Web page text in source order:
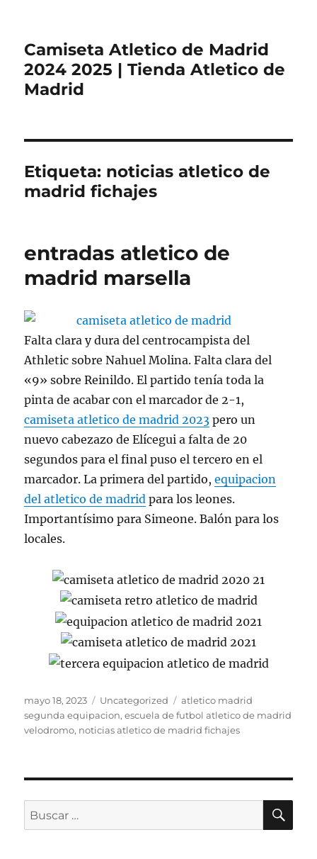
Camiseta Atletico de Madrid
2024 2025 | Tienda Atletico de
Madrid
Etiqueta: noticias atletico de
madrid fichajes
entradas atletico de
madrid marsella
Falta clara y dura del centrocampista del
Athletic sobre Nahuel Molina. Falta clara del
«9» sobre Reinildo. El partido tenía toda la
pinta de acabar con el marcador de 2-1,
camiseta atletico de madrid 2023 pero un
nuevo cabezazo de Elícegui a falta de 20
segundos para el final puso el tercero en el
marcador. La primera del partido,equipacion
del atletico de madrid para los leones.
Importantísimo para Simeone. Balón para los
locales.
Publicado
el
mayo 18, 2023 Categorías
Uncategorized Etiquetas
atletico madrid
segunda equipacion,escuela de futbol atletico de madrid
velodromo, noticias atletico de madrid fichajes
Buscar
por: